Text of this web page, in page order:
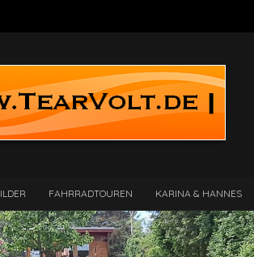
FAHRRADTOUREN KARINA & HANNES